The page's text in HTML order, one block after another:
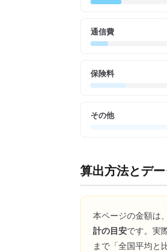
通信費
保険料
その他
算出方法とデ
本ページの金額は
計の目安です。実
まで「全国平均と